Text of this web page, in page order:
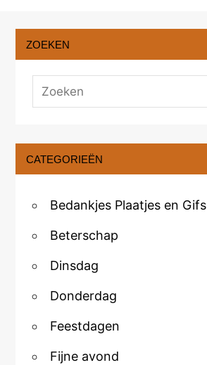
ZOEKEN
CATEGORIEËN
Bedankjes Plaatjes en Gifs
Beterschap
Dinsdag
Donderdag
Feestdagen
Fijne avond